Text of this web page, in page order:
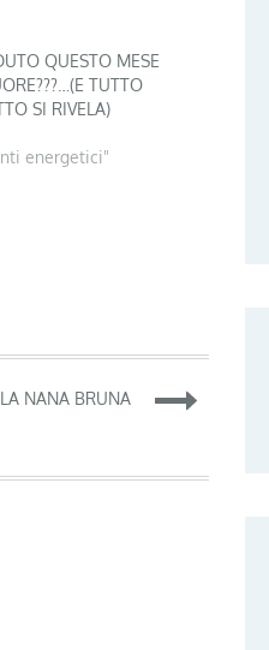
QUESTO MESE
TUTTO
SI RIVELA)
energetici"
NANA BRUNA